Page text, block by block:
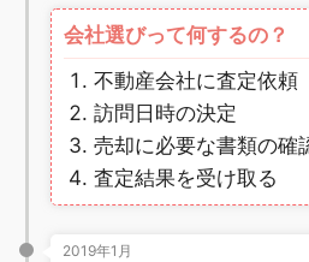
会社選びって何するの？
不動産会社に査定依頼
訪問日時の決定
売却に必要な書類の確
査定結果を受け取る
2019年1月